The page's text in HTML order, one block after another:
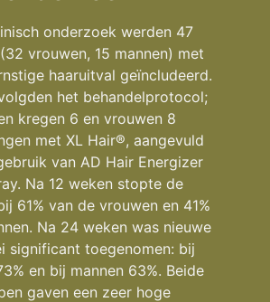
onderzoek werden 47
vrouwen, 15 mannen) met
haaruitval geïncludeerd.
het behandelprotocol;
kregen 6 en vrouwen 8
met XL Hair®, aangevuld
van AD Hair Energizer
Na 12 weken stopte de
61% van de vrouwen en 41%
Na 24 weken was nieuwe
significant toegenomen: bij
en bij mannen 63%. Beide
gaven een zeer hoge